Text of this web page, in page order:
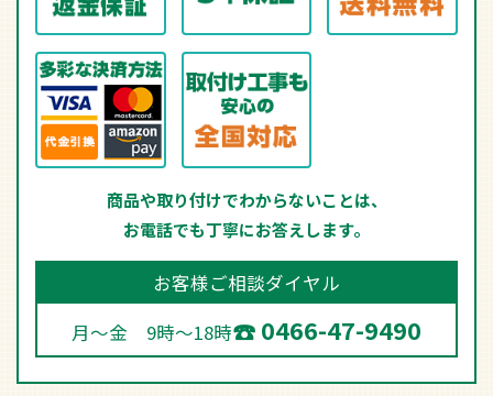
商品や取り付けでわからないことは、
お電話でも丁寧にお答えします。
お客様ご相談ダイヤル
月～金 9時～18時
0466-47-9490